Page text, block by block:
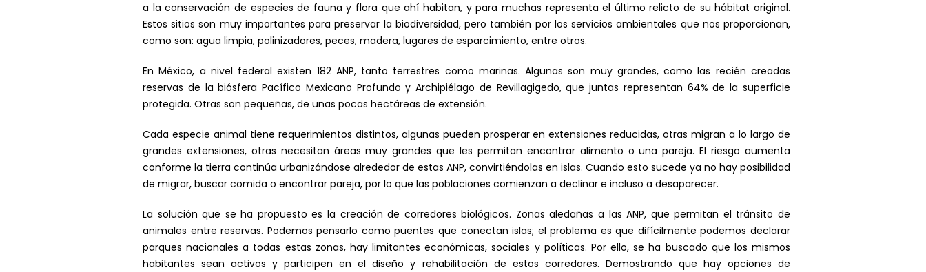
a la conservación de especies de fauna y flora que ahí habitan, y para muchas representa el último relicto de su hábitat original.
Estos sitios son muy importantes para preservar la biodiversidad, pero también por los servicios ambientales que nos proporcionan,
como son: agua limpia, polinizadores, peces, madera, lugares de esparcimiento, entre otros.
En México, a nivel federal existen 182 ANP, tanto terrestres como marinas. Algunas son muy grandes, como las recién creadas
reservas de la biósfera Pacífico Mexicano Profundo y Archipiélago de Revillagigedo, que juntas representan 64% de la superficie
protegida. Otras son pequeñas, de unas pocas hectáreas de extensión.
Cada especie animal tiene requerimientos distintos, algunas pueden prosperar en extensiones reducidas, otras migran a lo largo de
grandes extensiones, otras necesitan áreas muy grandes que les permitan encontrar alimento o una pareja. El riesgo aumenta
conforme la tierra continúa urbanizándose alrededor de estas ANP, convirtiéndolas en islas. Cuando esto sucede ya no hay posibilidad
de migrar, buscar comida o encontrar pareja, por lo que las poblaciones comienzan a declinar e incluso a desaparecer.
La solución que se ha propuesto es la creación de corredores biológicos. Zonas aledañas a las ANP, que permitan el tránsito de
animales entre reservas. Podemos pensarlo como puentes que conectan islas; el problema es que difícilmente podemos declarar
parques nacionales a todas estas zonas, hay limitantes económicas, sociales y políticas. Por ello, se ha buscado que los mismos
habitantes sean activos y participen en el diseño y rehabilitación de estos corredores. Demostrando que hay opciones de